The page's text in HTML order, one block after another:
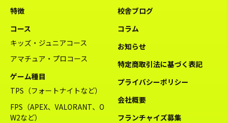
特徴
コース
キッズ・ジュニアコース
アマチュア・プロコース
ゲーム種目
TPS（フォートナイトなど）
FPS（APEX、VALORANT、O
W2など）
校舎ブログ
コラム
お知らせ
特定商取引法に基づく表記
プライバシーポリシー
会社概要
フランチャイズ募集